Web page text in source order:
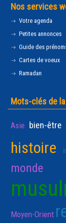
Nos services
Votre agenda
Petites annonces
Guide des
Cartes de voeux
Ramadan
Mots-clés de
Asie bien-être
histoire
monde
Moyen-Orient